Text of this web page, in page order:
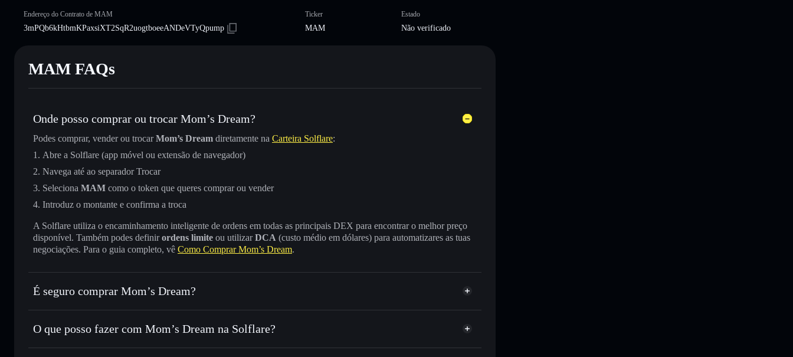
Endereço do Contrato de MAM
3mPQb6kHtbmKPaxsiXT2SqR2uogtboeeANDeVTyQpump
Ticker
MAM
Estado
Não verificado
MAM FAQs
Onde posso comprar ou trocar Mom’s Dream?
Podes comprar, vender ou trocarMom’s Dream diretamente na Carteira Solflare:
Abre a Solflare (app móvel ou extensão de navegador)
Navega até ao separador Trocar
Seleciona MAM como o token que queres comprar ou vender
Introduz o montante e confirma a troca
A Solflare utiliza o encaminhamento inteligente de ordens em todas as principais DEX para encontrar o melhor preço
disponível. Também podes definirordens limite ou utilizarDCA (custo médio em dólares) para automatizares as tuas
negociações. Para o guia completo, vê Como Comprar Mom’s Dream.
É seguro comprar Mom’s Dream?
Mom’s Dream não está verificado
O que posso fazer com Mom’s Dream na Solflare?
Mom’s Dream
Carteira Solflare